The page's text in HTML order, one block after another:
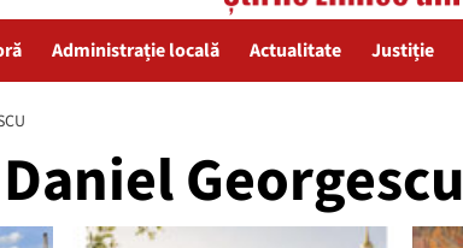
Administrație locală Actualitate Justiție
Georgescu